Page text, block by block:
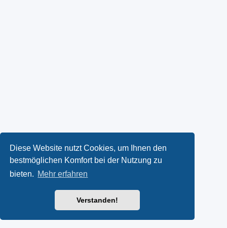
Diese Website nutzt Cookies, um Ihnen den
bestmöglichen Komfort bei der Nutzung zu
bieten. Mehr erfahren
Verstanden!